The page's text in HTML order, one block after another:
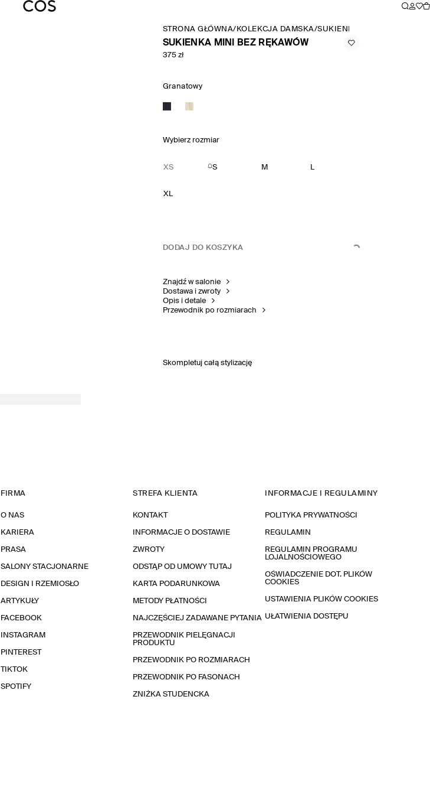
STRONA GŁÓWNA/ KOLEKCJA DAMSKA/SUKIENKI
SUKIENKA MINI BEZ RĘKAWÓW
375 zł
Granatowy
Wybierz rozmiar
XS S M L
XL
DODAJ DO KOSZYKA
Znajdź w salonie
Dostawa i zwroty
Opis i detale
Przewodnik po rozmiarach
Skompletuj całą stylizację
FIRMA
O NAS
KARIERA
PRASA
SALONY STACJONARNE
DESIGN I RZEMIOSŁO
ARTYKUŁY
FACEBOOK
INSTAGRAM
PINTEREST
TIKTOK
SPOTIFY
STREFA KLIENTA
KONTAKT
INFORMACJE O DOSTAWIE
ZWROTY
ODSTĄP OD UMOWY TUTAJ
KARTA PODARUNKOWA
METODY PŁATNOŚCI
NAJCZĘŚCIEJ ZADAWANE PYTANIA
PRZEWODNIK PIELĘGNACJI
PRODUKTU
PRZEWODNIK PO ROZMIARACH
PRZEWODNIK PO FASONACH
ZNIŻKA STUDENCKA
INFORMACJE I REGULAMINY
POLITYKA PRYWATNOŚCI
REGULAMIN
REGULAMIN PROGRAMU
LOJALNOŚCIOWEGO
OŚWIADCZENIE DOT. PLIKÓW
COOKIES
USTAWIENIA PLIKÓW COOKIES
UŁATWIENIA DOSTĘPU